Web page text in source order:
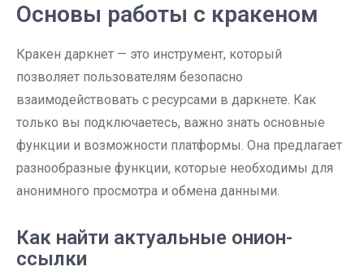
Основы работы с кракеном
Кракен даркнет — это инструмент, который
позволяет пользователям безопасно
взаимодействовать с ресурсами в даркнете. Как
только вы подключаетесь, важно знать основные
функции и возможности платформы. Она предлагает
разнообразные функции, которые необходимы для
анонимного просмотра и обмена данными.
Как найти актуальные онион-
ссылки